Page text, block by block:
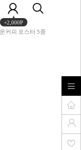
+2,000P
커피 포스터 5종